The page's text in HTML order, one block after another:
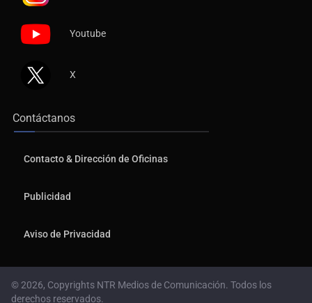
Youtube
X
Contáctanos
Contacto & Dirección de Oficinas
Publicidad
Aviso de Privacidad
© 2026, Copyrights NTR Medios de Comunicación. Todos los
derechos reservados.